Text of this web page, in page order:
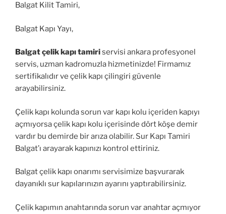
Balgat Kilit Tamiri,
Balgat Kapı Yayı,
Balgat çelik kapı tamiriservisi ankara profesyonel
servis, uzman kadromuzla hizmetinizde! Firmamız
sertifikalıdır ve çelik kapı çilingiri güvenle
arayabilirsiniz.
Çelik kapı kolunda sorun var kapı kolu içeriden kapıyı
açmıyorsa çelik kapı kolu içerisinde dört köşe demir
vardır bu demirde bir arıza olabilir. Sur Kapı Tamiri
Balgat’ı arayarak kapınızı kontrol ettiriniz.
Balgat çelik kapı onarımı servisimize başvurarak
dayanıklı sur kapılarınızın ayarını yaptırabilirsiniz.
Çelik kapımın anahtarında sorun var anahtar açmıyor